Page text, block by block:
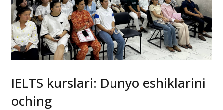
IELTS kurslari: Dunyo eshiklarini
oching